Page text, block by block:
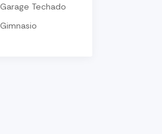
Garage Techado
Gimnasio